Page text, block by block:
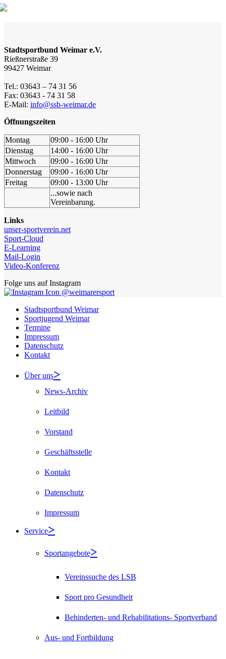
Stadtsportbund Weimar e.V.
Rießnerstraße 39
99427 Weimar
Tel.: 03643 – 74 31 56
Fax: 03643 - 74 31 58
E-Mail: info@ssb-weimar.de
Öffnungszeiten
Montag
09:00 - 16:00 Uhr
Dienstag
14:00 - 16:00 Uhr
Mittwoch
09:00 - 16:00 Uhr
Donnerstag
09:00 - 16:00 Uhr
Freitag
09:00 - 13:00 Uhr
...sowie nach
Vereinbarung.
Links
unser-sportverein.net
Sport-Cloud
E-Learning
Mail-Login
Video-Konferenz
Folge uns auf Instagram
@weimarersport
Stadtsportbund Weimar
Sportjugend Weimar
Termine
Impressum
Datenschutz
Kontakt
Über uns
News-Archiv
Leitbild
Vorstand
Geschäftsstelle
Kontakt
Datenschutz
Impressum
Service
Sportangebote
Vereinssuche des LSB
Sport pro Gesundheit
Behinderten- und Rehabilitations- Sportverband
Aus- und Fortbildung